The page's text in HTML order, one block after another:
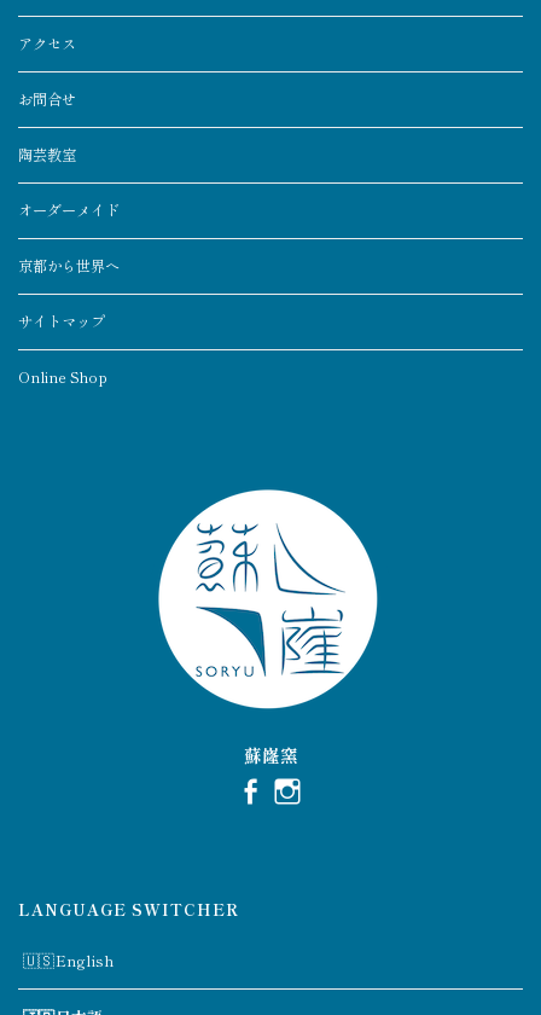
アクセス
お問合せ
陶芸教室
オーダーメイド
京都から世界へ
サイトマップ
Online Shop
蘇嶐窯
LANGUAGE SWITCHER
English